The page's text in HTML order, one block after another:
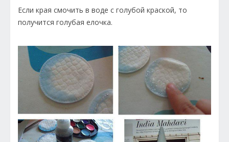
Если края смочить в воде с голубой краской, то
получится голубая елочка.